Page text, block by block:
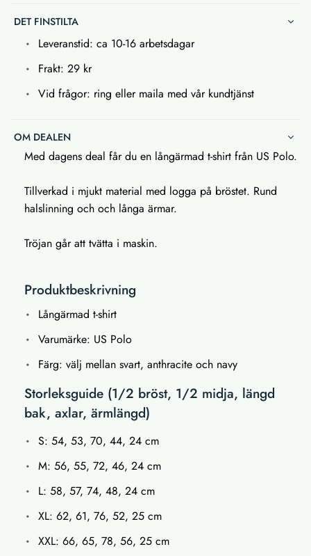
DET FINSTILTA
Leveranstid: ca 10-16 arbetsdagar
Frakt: 29 kr
Vid frågor: ring eller maila med vår kundtjänst
OM DEALEN
Med dagens deal får du en långärmad t-shirt från US Polo.
Tillverkad i mjukt material med logga på bröstet. Rund
halslinning och och långa ärmar.
Tröjan går att tvätta i maskin.
Produktbeskrivning
Långärmad t-shirt
Varumärke: US Polo
Färg: välj mellan svart, anthracite och navy
Storleksguide (1/2 bröst, 1/2 midja, längd
bak, axlar, ärmlängd)
S: 54, 53, 70, 44, 24 cm
M: 56, 55, 72, 46, 24 cm
L: 58, 57, 74, 48, 24 cm
XL: 62, 61, 76, 52, 25 cm
XXL: 66, 65, 78, 56, 25 cm